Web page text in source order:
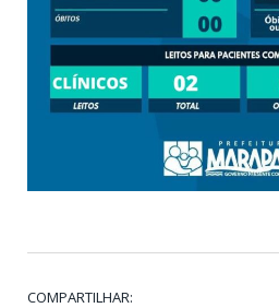
COMPARTILHAR: